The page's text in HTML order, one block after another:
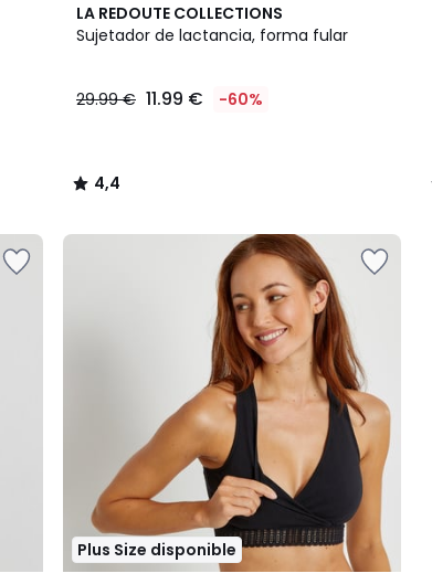
LA REDOUTE COLLECTIONS
Sujetador de lactancia, forma fular
29.99 € 11.99 € -60%
4,4
/ 5
4,4
/
Plus Size disponible